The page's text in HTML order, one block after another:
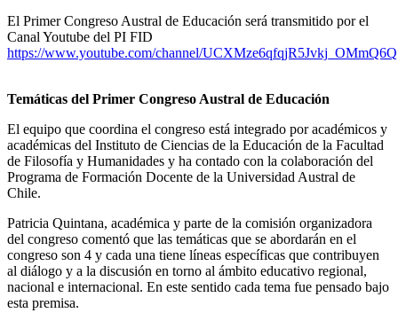
El Primer Congreso Austral de Educación será transmitido por el
Canal Youtube del PI FID
https://www.youtube.com/channel/UCXMze6qfqjR5Jvkj_OMmQ6Q
Temáticas del Primer Congreso Austral de Educación
El equipo que coordina el congreso está integrado por académicos y
académicas del Instituto de Ciencias de la Educación de la Facultad
de Filosofía y Humanidades y ha contado con la colaboración del
Programa de Formación Docente de la Universidad Austral de
Chile.
Patricia Quintana, académica y parte de la comisión organizadora
del congreso comentó que las temáticas que se abordarán en el
congreso son 4 y cada una tiene líneas específicas que contribuyen
al diálogo y a la discusión en torno al ámbito educativo regional,
nacional e internacional. En este sentido cada tema fue pensado bajo
esta premisa.